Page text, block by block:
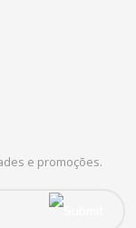
e promoções.